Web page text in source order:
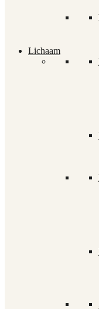
Lichaam